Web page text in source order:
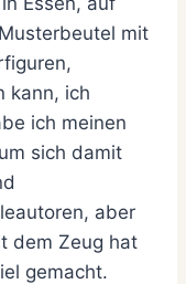
mit
kann, ich
ich meinen
sich damit
aber
dem Zeug hat
gemacht.